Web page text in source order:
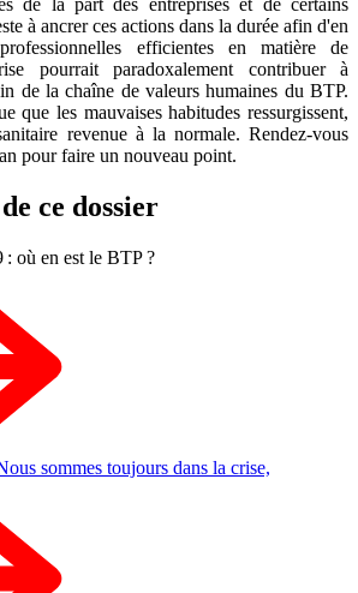
de la part des entreprises et de certains
à ancrer ces actions dans la durée afin d'en
efficientes en matière de
pourrait paradoxalement contribuer à
de la chaîne de valeurs humaines du BTP.
que les mauvaises habitudes ressurgissent,
revenue à la normale. Rendez-vous
pour faire un nouveau point.
ce dossier
où en est le BTP ?
sommes toujours dans la crise,